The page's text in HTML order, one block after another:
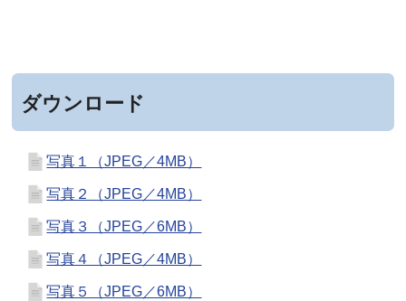
ダウンロード
写真１（JPEG／4MB）
写真２（JPEG／4MB）
写真３（JPEG／6MB）
写真４（JPEG／4MB）
写真５（JPEG／6MB）